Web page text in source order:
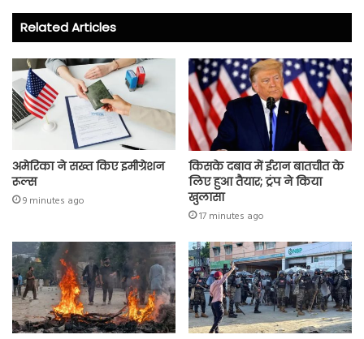
o
ok
er A
p
p
Related Articles
अमेरिका ने सख्त किए इमीग्रेशन
रूल्स
9 minutes ago
किसके दबाव में ईरान बातचीत के
लिए हुआ तैयार; ट्रंप ने किया
खुलासा
17 minutes ago